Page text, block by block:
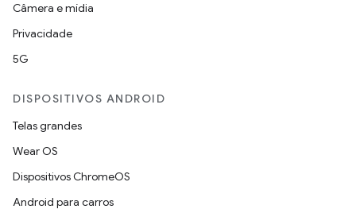
Câmera e mídia
Privacidade
5G
DISPOSITIVOS ANDROID
Telas grandes
Wear OS
Dispositivos ChromeOS
Android para carros